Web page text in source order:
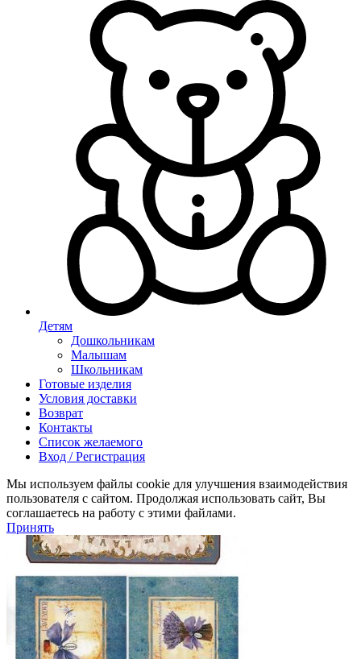
Детям
Дошкольникам
Малышам
Школьникам
Готовые изделия
Условия доставки
Возврат
Контакты
Список желаемого
Вход / Регистрация
Мы используем файлы cookie для улучшения взаимодействия
пользователя с сайтом. Продолжая использовать сайт, Вы
соглашаетесь на работу с этими файлами.
Принять